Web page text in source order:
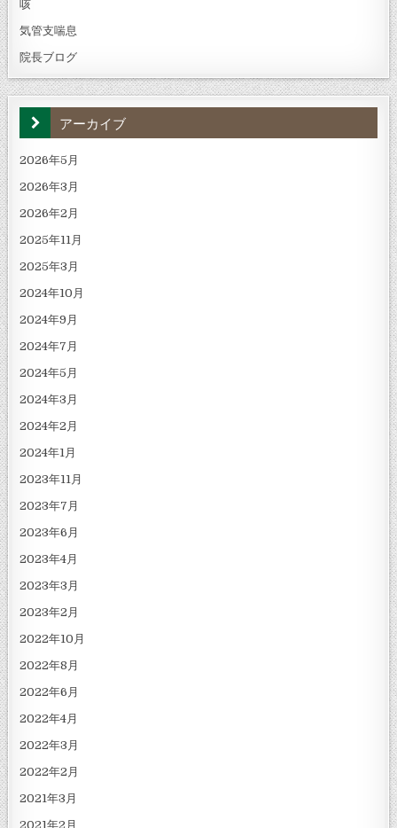
咳
気管支喘息
院長ブログ
アーカイブ
2026年5月
2026年3月
2026年2月
2025年11月
2025年3月
2024年10月
2024年9月
2024年7月
2024年5月
2024年3月
2024年2月
2024年1月
2023年11月
2023年7月
2023年6月
2023年4月
2023年3月
2023年2月
2022年10月
2022年8月
2022年6月
2022年4月
2022年3月
2022年2月
2021年3月
2021年2月